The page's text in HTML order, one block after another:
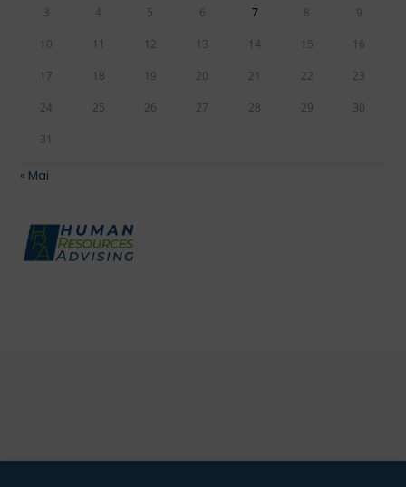
3 4 5 6 7 8 9
10 11 12 13 14 15 16
17 18 19 20 21 22 23
24 25 26 27 28 29 30
31
« Mai